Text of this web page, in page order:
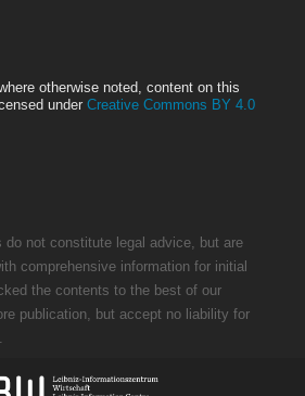
otherwise noted, content on this
under Creative Commons BY 4.0
do not constitute legal advice, but are
comprehensive information for initial
the contents to the best of our
publication, but accept no liability for